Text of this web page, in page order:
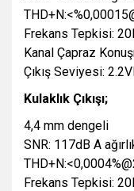
Frekans Tepkisi:
Kanal Çapraz
Çıkış Seviyesi:
Kulaklık Çıkışı;
4,4 mm
SNR: 117dB A
Frekans Tepkisi: